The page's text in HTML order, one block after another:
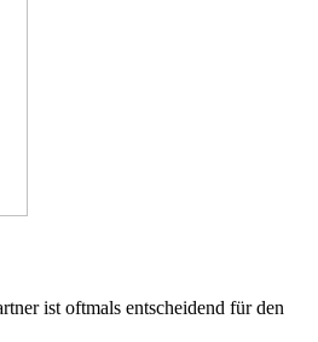
ist oftmals entscheidend für den